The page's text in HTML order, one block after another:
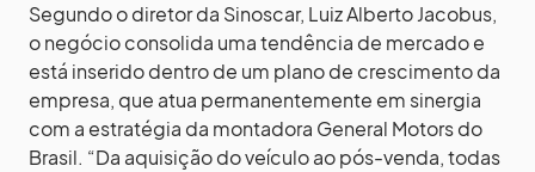
Segundo o diretor da Sinoscar, Luiz Alberto Jacobus,
o negócio consolida uma tendência de mercado e
está inserido dentro de um plano de crescimento da
empresa, que atua permanentemente em sinergia
com a estratégia da montadora General Motors do
Brasil. “Da aquisição do veículo ao pós-venda, todas